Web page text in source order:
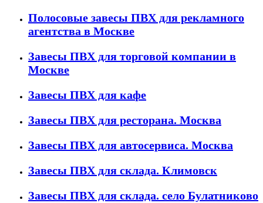
Полосовые завесы ПВХ для рекламного
агентства в Москве
Завесы ПВХ для торговой компании в
Москве
Завесы ПВХ для кафе
Завесы ПВХ для ресторана. Москва
Завесы ПВХ для автосервиса. Москва
Завесы ПВХ для склада. Климовск
Завесы ПВХ для склада. село Булатниково